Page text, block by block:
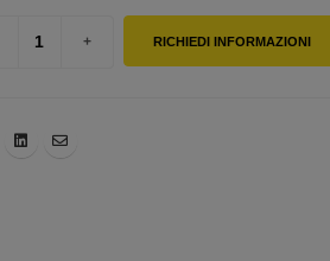
RICHIEDI INFORMAZIONI